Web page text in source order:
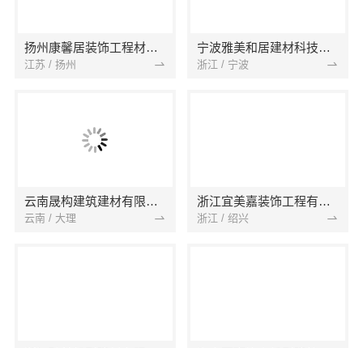
扬州康馨居装饰工程材料有限公司
江苏 / 扬州
宁波雅美和居建材科技有限公司
浙江 / 宁波
云南晟构建筑建材有限公司
云南 / 大理
浙江宜美嘉装饰工程有限公司
浙江 / 绍兴